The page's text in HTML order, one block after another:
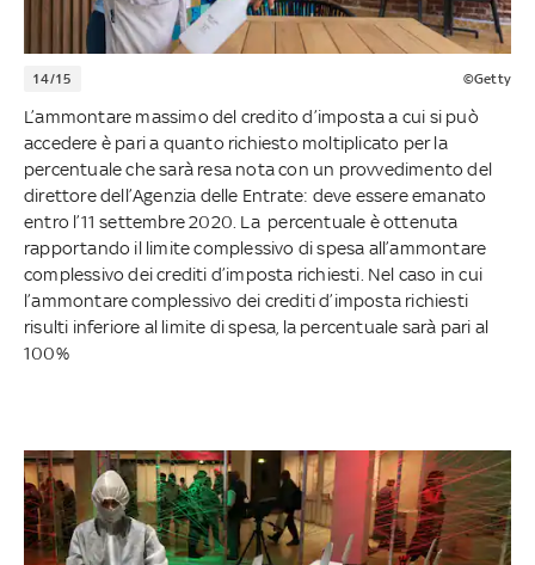
14/15 ©Getty
L’ammontare massimo del credito d’imposta a cui si può
accedere è pari a quanto richiesto moltiplicato per la
percentuale che sarà resa nota con un provvedimento del
direttore dell’Agenzia delle Entrate: deve essere emanato
entro l’11 settembre 2020. La percentuale è ottenuta
rapportando il limite complessivo di spesa all’ammontare
complessivo dei crediti d’imposta richiesti. Nel caso in cui
l’ammontare complessivo dei crediti d’imposta richiesti
risulti inferiore al limite di spesa, la percentuale sarà pari al
100%